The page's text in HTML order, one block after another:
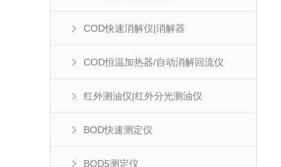
COD快速消解仪|消解器
COD恒温加热器/自动消解回流仪
红外测油仪|红外分光测油仪
BOD快速测定仪
BOD5测定仪